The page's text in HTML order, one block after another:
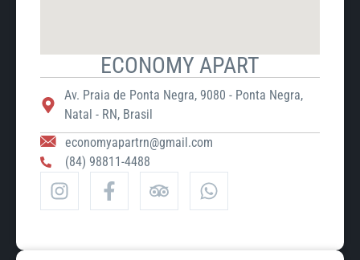
ECONOMY APART
Av. Praia de Ponta Negra, 9080 - Ponta Negra,
Natal - RN, Brasil
economyapartrn@gmail.com
(84) 98811-4488